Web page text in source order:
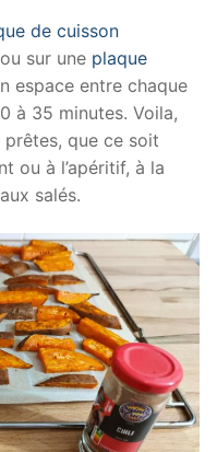
de cuisson
sur une plaque
espace entre chaque
à 35 minutes. Voila,
que ce soit
ou à l’apéritif, à la
salés.